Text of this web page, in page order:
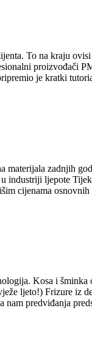
To na kraju
proizvođači
je kratki
materijala zadnjih
industriji ljepote
cijenama
Kosa i šminka
ljeto!) Frizure iz
nam predviđanja